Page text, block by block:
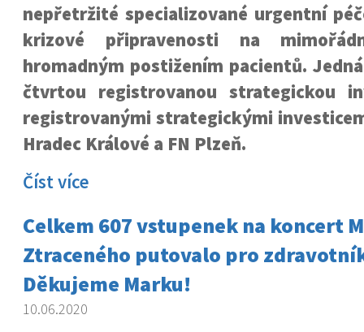
nepřetržité specializované urgentní
krizové připravenosti na
hromadným postižením pacientů.
čtvrtou registrovanou strategickou
registrovanými strategickými
Hradec Králové a FN Plzeň.
Číst více
Celkem 607 vstupenek na koncert
Ztraceného putovalo pro
Děkujeme Marku!
10.06.2020